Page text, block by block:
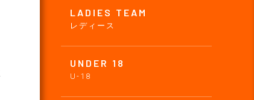
LADIES TEAM
レディース
UNDER 18
U-18